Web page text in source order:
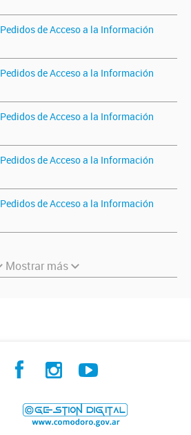
Pedidos de Acceso a la Información
Pedidos de Acceso a la Información
Pedidos de Acceso a la Información
Pedidos de Acceso a la Información
Pedidos de Acceso a la Información
Mostrar más